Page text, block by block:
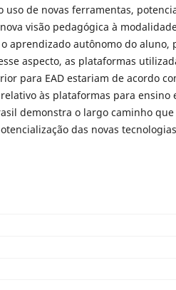
uso de novas ferramentas,
visão pedagógica à
aprendizado autônomo do aluno,
aspecto, as plataformas
para EAD estariam de acordo
às plataformas para ensino
demonstra o largo caminho
das novas